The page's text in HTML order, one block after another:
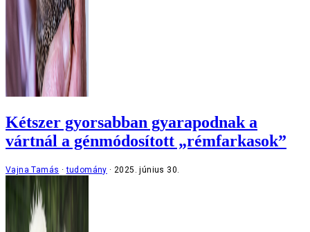
Kétszer gyorsabban gyarapodnak a
vártnál a génmódosított „rémfarkasok”
Vajna Tamás tudomány 2025. június 30.